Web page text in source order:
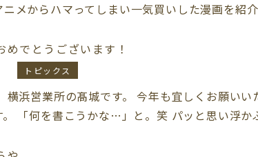
ニメからハマってしまい一気買いした漫画を
めでとうございます！
トピックス
横浜営業所の髙城です。 今年も宜しくお願い
。 「何を書こうかな…」と。笑 パッと思い浮